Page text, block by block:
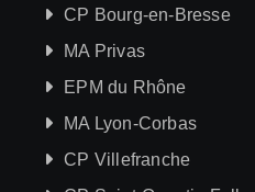
CP Bourg-en-Bresse
MA Privas
EPM du Rhône
MA Lyon-Corbas
CP Villefranche